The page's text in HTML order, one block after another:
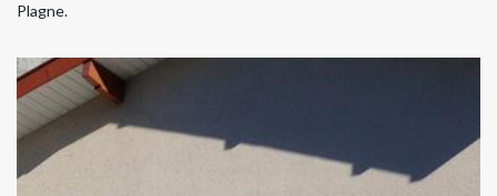
Plagne.